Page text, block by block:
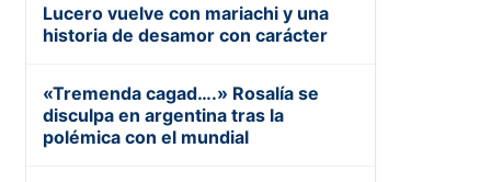
Lucero vuelve con mariachi y una
historia de desamor con carácter
«Tremenda cagad….» Rosalía se
disculpa en argentina tras la
polémica con el mundial